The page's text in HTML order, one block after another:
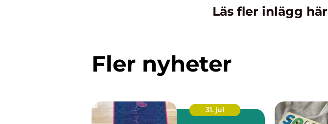
Läs fler inlägg här
Fler nyheter
31. jul